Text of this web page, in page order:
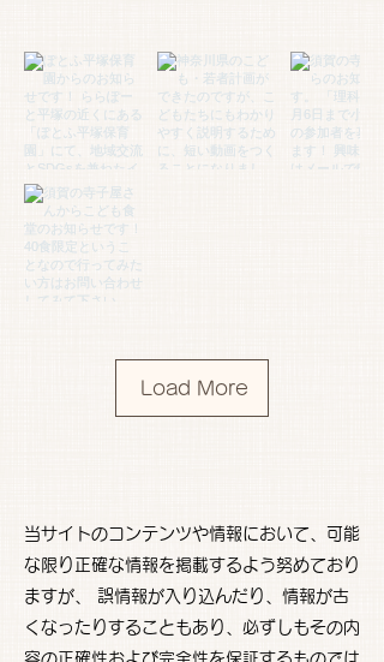
Load More
当サイトのコンテンツや情報において、可能
な限り正確な情報を掲載するよう努めており
ますが、 誤情報が入り込んだり、情報が古
くなったりすることもあり、必ずしもその内
容の正確性および完全性を保証するものでは